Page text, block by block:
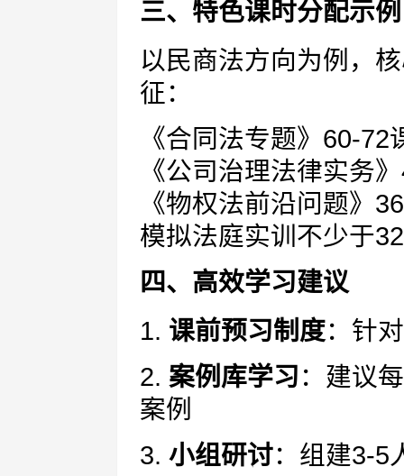
三、特色课时分配示例
以民商法方向为例，
征：
《合同法专题》60-72
《公司治理法律实务
《物权法前沿问题》
模拟法庭实训不少于
四、高效学习建议
1. 课前预习制度：针
2. 案例库学习 ：建议
案例
3. 小组研讨：组建3-5